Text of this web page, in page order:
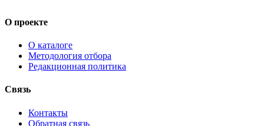
О проекте
О каталоге
Методология отбора
Редакционная политика
Связь
Контакты
Обратная связь